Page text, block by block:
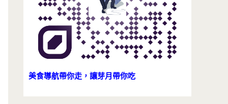
美食導航帶你走，讓芽月帶你吃